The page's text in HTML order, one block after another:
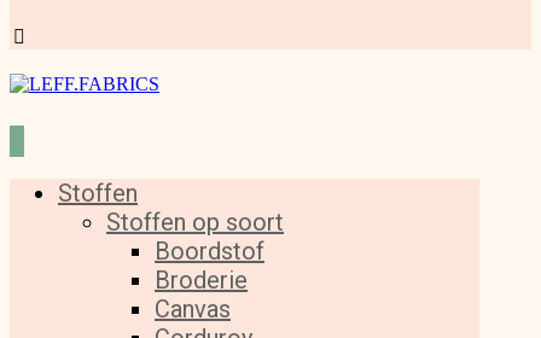
Stoffen
Stoffen op soort
Boordstof
Broderie
Canvas